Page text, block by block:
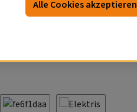
Alle Cookies akzeptieren